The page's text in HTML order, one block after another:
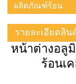
ผลิตภัณฑ์ร้อน
รายละเอียดสิน
หน้าต่างอลู
ร้อนเ